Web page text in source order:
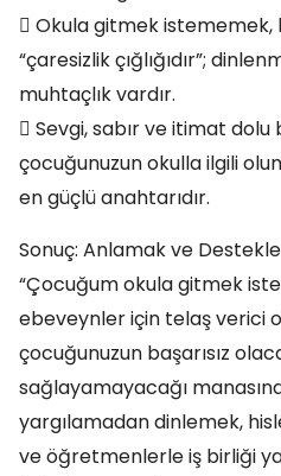
 Okula gitmek
“çaresizlik çığlığıdır”;
muhtaçlık vardır.
 Sevgi, sabır ve itimat dolu
çocuğunuzun okulla ilgili
en güçlü anahtarıdır.
Sonuç: Anlamak ve
“Çocuğum okula gitmek
ebeveynler için telaş verici
çocuğunuzun başarısız
sağlayamayacağı
yargılamadan dinlemek,
ve öğretmenlerle iş birliği